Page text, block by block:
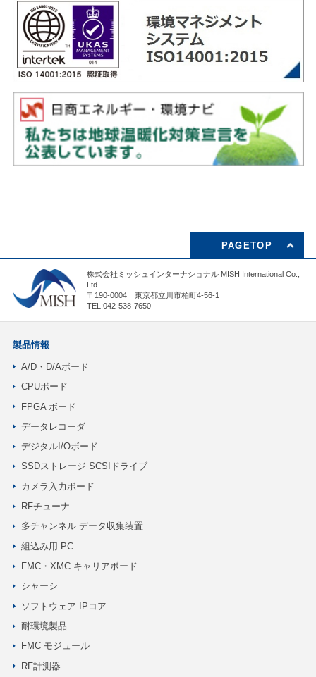
PAGETOP
株式会社ミッシュインターナショナル MISH International Co.,
Ltd.
〒190-0004 東京都立川市柏町4-56-1
TEL:042-538-7650
製品情報
A/D・D/Aボード
CPUボード
FPGA ボード
データレコーダ
デジタルI/Oボード
SSDストレージ SCSIドライブ
カメラ入力ボード
RFチューナ
多チャンネル データ収集装置
組込み用 PC
FMC・XMC キャリアボード
シャーシ
ソフトウェア IPコア
耐環境製品
FMC モジュール
RF計測器